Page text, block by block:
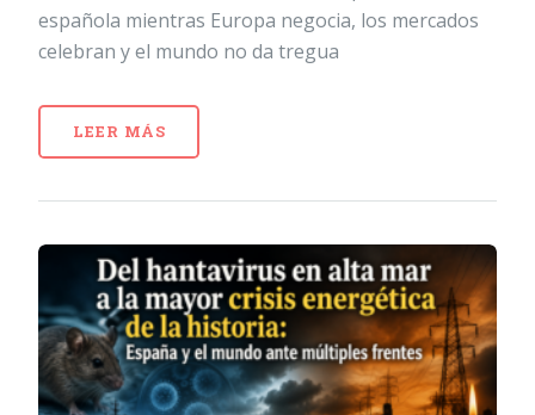
española mientras Europa negocia, los mercados
celebran y el mundo no da tregua
LEER MÁS